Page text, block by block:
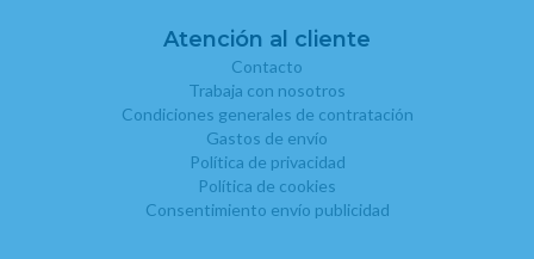
Atención al cliente
Contacto
Trabaja con nosotros
Condiciones generales de contratación
Gastos de envío
Política de privacidad
Política de cookies
Consentimiento envío publicidad